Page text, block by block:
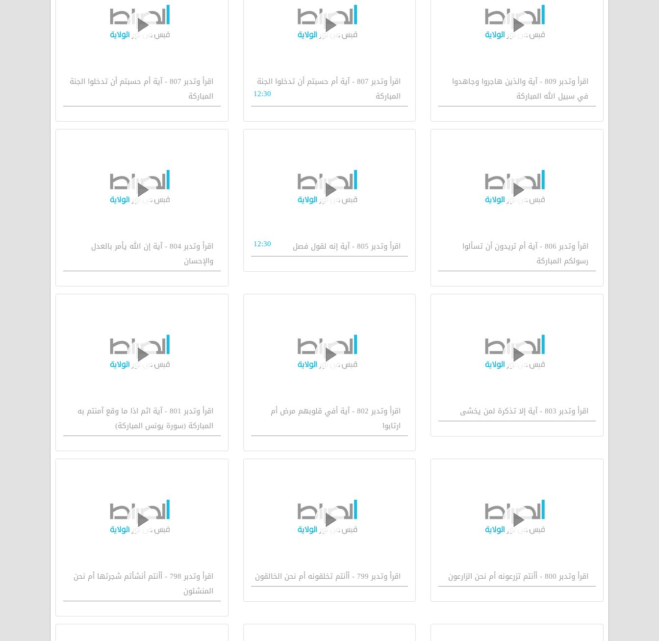
اقرأ وتدبر 809 - آية والذين هاجروا وجاهدوا
في سبيل الله المباركة
اقرأ وتدبر 807 - آية أم حسبتم أن تدخلوا الجنة
المباركة
12:30
اقرأ وتدبر 807 - آية أم حسبتم أن تدخلوا الجنة
المباركة
اقرأ وتدبر 806 - آية أم تريدون أن تسألوا
رسولكم المباركة
اقرأ وتدبر 805 - آية إنه لقول فصل 12:30
اقرأ وتدبر 804 - آية إن الله يأمر بالعدل
والإحسان
اقرأ وتدبر 803 - آية إلا تذكرة لمن يخشى
اقرأ وتدبر 802 - آية أفي قلوبهم مرض أم
ارتابوا
اقرأ وتدبر 801 - آية اثم اذا ما وقع آمنتم به
المباركة (سورة يونس المباركة)
اقرأ وتدبر 800 - أأنتم تزرعونه أم نحن الزارعون اقرأ وتدبر 799 - أأنتم تخلقونه أم نحن الخالقون
اقرأ وتدبر 798 - أأنتم أنشأتم شجرتها أم نحن
المنشئون